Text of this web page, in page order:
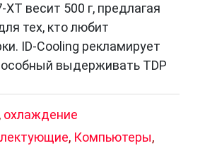
XT весит 500 г, предлагая
тех, кто любит
ID-Cooling рекламирует
выдерживать TDP
, охлаждение
, Компьютеры,